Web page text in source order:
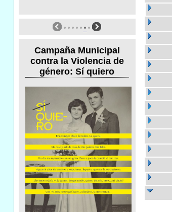
Campaña Municipal
contra la Violencia de
género: Sí quiero